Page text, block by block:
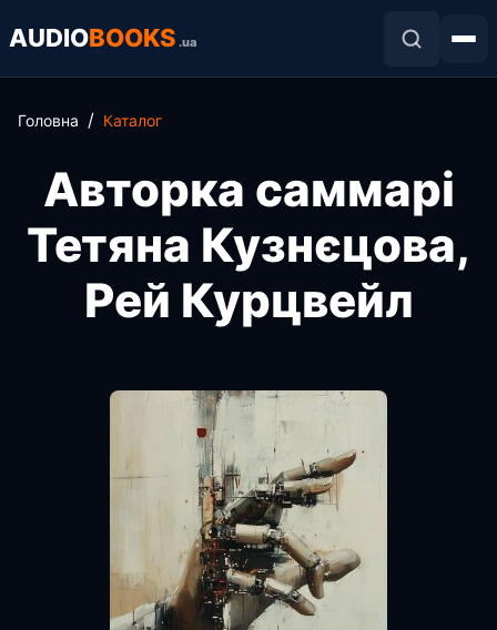
AUDIOBOOKS .ua
Головна Каталог
Авторка саммарі
Тетяна Кузнєцова,
Рей Курцвейл